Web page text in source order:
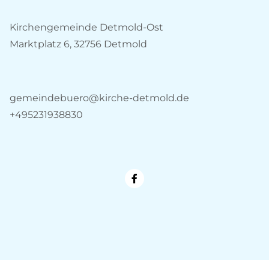
Kirchengemeinde Detmold-Ost
Marktplatz 6, 32756 Detmold
gemeindebuero@kirche-detmold.de
+495231938830